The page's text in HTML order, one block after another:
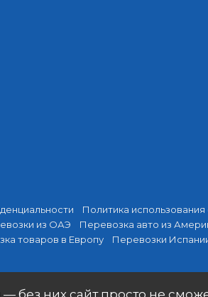
Политика
из ОАЭ Перевозка авто из
товаров в Европу Перевозки
без них сайт просто не